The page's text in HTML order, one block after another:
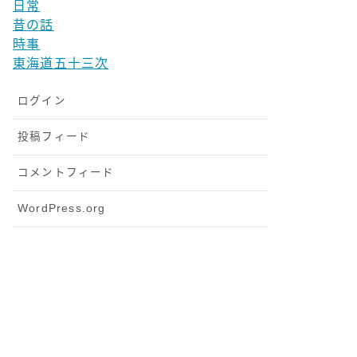
日常
昔の話
時事
東海道五十三次
ログイン
投稿フィード
コメントフィード
WordPress.org